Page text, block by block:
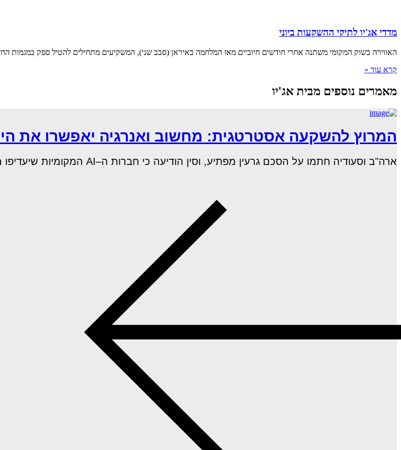
מדדי אג'יו לתיקי ההשקעות ביוני
האווירה בשוק המקומי משתנה אחרי חודשים חיוביים מאז המלחמה באיראן (סבב שני), המשקיעים מתחילים להטיל ספק במגמות
קרא עוד »
מאמרים נוספים מבית אג'יו
המרוץ להשקעה אסטרטגית: מחשוב ואנרגיה יאפשרו את
ארה"ב וסעודיה חתמו על הסכם גרעין מפתיע, וסין הודיעה כי חברות ה–AI המקומיות שיעדיפו מעבדים